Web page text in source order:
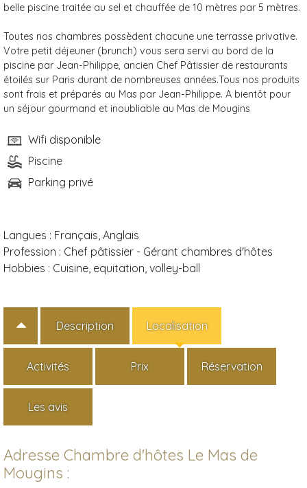
belle piscine traitée au sel et chauffée de 10 mètres par 5 mètres.
Toutes nos chambres possèdent chacune une terrasse privative.
Votre petit déjeuner (brunch) vous sera servi au bord de la
piscine par Jean-Philippe, ancien Chef Pâtissier de restaurants
étoilés sur Paris durant de nombreuses années.Tous nos produits
sont frais et préparés au Mas par Jean-Philippe. A bientôt pour
un séjour gourmand et inoubliable au Mas de Mougins
Wifi disponible
Piscine
Parking privé
Langues : Français, Anglais
Profession : Chef pâtissier - Gérant chambres d'hôtes
Hobbies : Cuisine, equitation, volley-ball
Description Localisation
Activités Prix Réservation
Les avis
Adresse Chambre d'hôtes Le Mas de
Mougins :